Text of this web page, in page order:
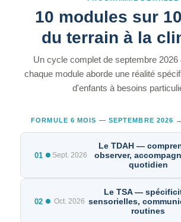
10 modules sur
du terrain à la
Un cycle complet de septembre
chaque module aborde une réalité
d'enfants à besoins
FORMULE 6 MOIS — SEPTEMBRE 2026
01 Sept. 2026
Le TDAH —
observer,
quotidien
02 Oct. 2026
Le TSA —
sensorielles,
routines